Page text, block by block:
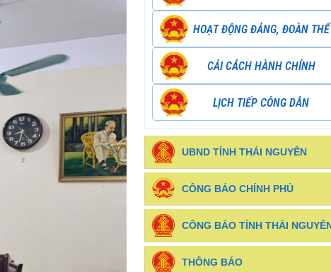
HOẠT ĐỘNG ĐẢNG, ĐOÀN THỂ
CẢI CÁCH HÀNH CHÍNH
LỊCH TIẾP CÔNG DÂN
UBND TỈNH THÁI NGUYÊN
CÔNG BÁO CHÍNH PHỦ
CÔNG BÁO TỈNH THÁI
THÔNG BÁO